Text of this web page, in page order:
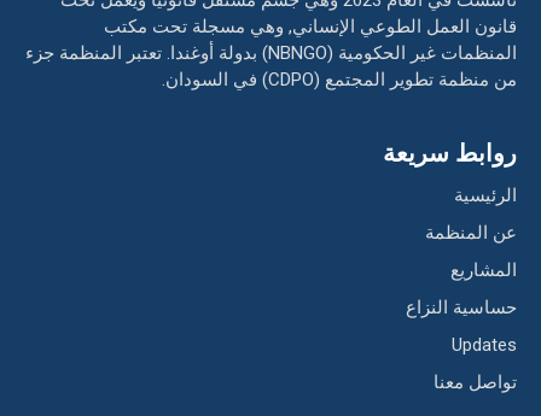
قانون العمل الطوعي الإنساني, وهي مسجلة تحت مكتب
المنظمات غير الحكومية (NBNGO) بدولة أوغندا. تعتبر المنظمة جزء
من منظمة تطوير المجتمع (CDPO) في السودان.
روابط سريعة
الرئيسية
عن المنظمة
المشاريع
حساسية النزاع
Updates
تواصل معنا